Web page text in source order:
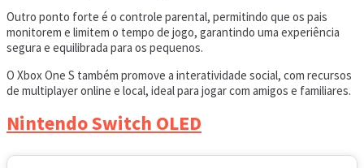
Outro ponto forte é o controle parental, permitindo que os pais
monitorem e limitem o tempo de jogo, garantindo uma experiência
segura e equilibrada para os pequenos.
O Xbox One S também promove a interatividade social, com recursos
de multiplayer online e local, ideal para jogar com amigos e familiares.
Nintendo Switch OLED